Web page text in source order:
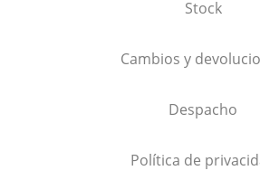
Stock
Cambios y
Despacho
Política de